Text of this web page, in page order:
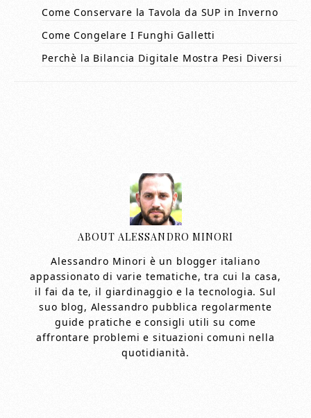
Come Conservare la Tavola da SUP in Inverno
Come Congelare I Funghi Galletti
Perchè la Bilancia Digitale Mostra Pesi Diversi
ABOUTALESSANDRO MINORI
Alessandro Minori è un blogger italiano
appassionato di varie tematiche, tra cui la casa,
il fai da te, il giardinaggio e la tecnologia. Sul
suo blog, Alessandro pubblica regolarmente
guide pratiche e consigli utili su come
affrontare problemi e situazioni comuni nella
quotidianità.